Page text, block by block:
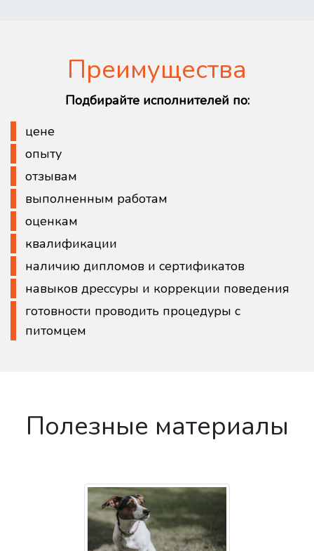
Преимущества
Подбирайте исполнителей по:
цене
опыту
отзывам
выполненным работам
оценкам
квалификации
наличию дипломов и сертификатов
навыков дрессуры и коррекции поведения
готовности проводить процедуры с
питомцем
Полезные материалы